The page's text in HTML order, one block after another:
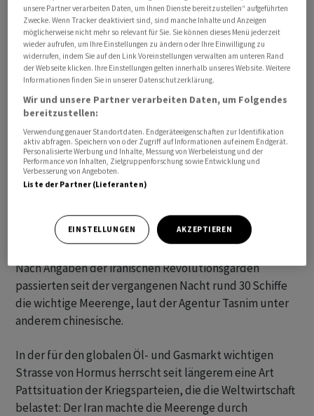
Araghtschi weiter, nur müsse eine Durchfahrt im Vorfeld
mit den iranischen Seestreitkräften koordiniert werden.
Nach Angaben der iranischen Revolutionsgarden
passierten seit der vergangenen Nacht rund 30 Schiffe
die wichtige Meerenge, laut der Agentur Tasnim unter
anderem chinesische.
In der für den globalen Öl- und Gasmarkt wichtigen
Strasse von Hormus herrscht seit längerem eine Art
Pattsituation der Kriegsparteien, die die Weltwirtschaft
belastet: Der Iran machte die Meerenge durch
unsere Partner verarbeiten Daten, um Ihnen Dienste bereitzustellen“ aufgeführten
Zwecke. Wenn Tracker deaktiviert sind, sind manche Inhalte und Anzeigen
möglicherweise nicht mehr so relevant für Sie. Sie können dieses Menü jederzeit
wieder aufrufen, um Ihre Einstellungen zu ändern oder Ihre Einwilligung zu
widerrufen, indem Sie auf den Link Voreinstellungen verwalten am unteren Rand
der Webseite klicken. Ihre Einstellungen gelten innerhalb unseres Website. Weitere
Informationen finden Sie in unserer Datenschutzerklärung.
Wir und unsere Partner verarbeiten Daten, um Folgendes
bereitzustellen:
Verwendung genauer Standortdaten. Endgeräteeigenschaften zur Identifikation
aktiv abfragen. Speichern von oder Zugriff auf Informationen auf einem Endgerät.
Personalisierte Werbung und Inhalte, Messung von Werbeleistung und der
Performance von Inhalten, Zielgruppenforschung sowie Entwicklung und
Verbesserung von Angeboten.
Liste der Partner (Lieferanten)
EINSTELLUNGEN AKZEPTIEREN